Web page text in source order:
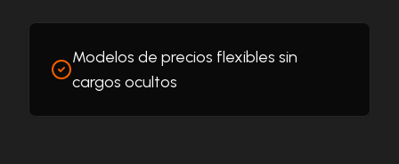
Modelos de precios flexibles sin
cargos ocultos